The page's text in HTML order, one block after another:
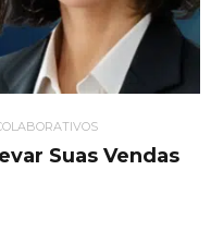
Suas Vendas